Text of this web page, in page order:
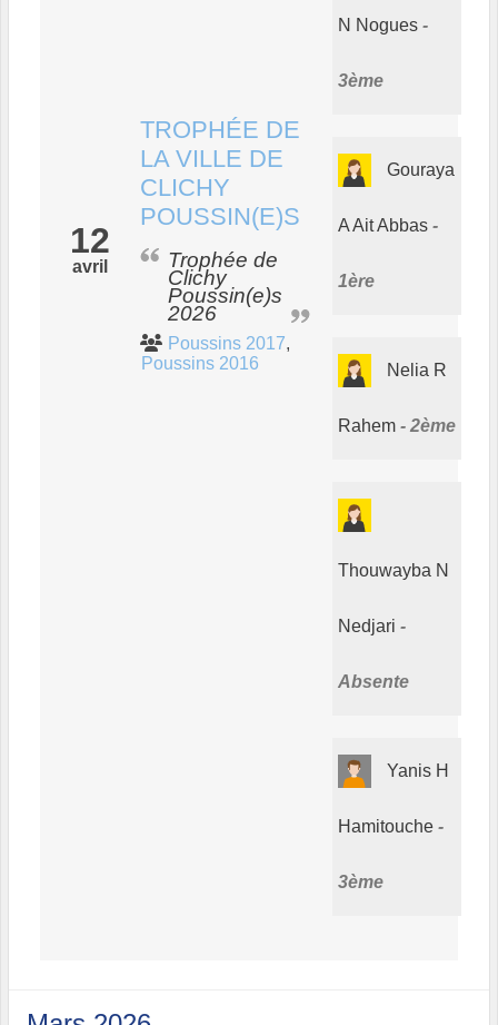
12
avril
TROPHÉE DE
LA VILLE DE
CLICHY
POUSSIN(E)S
Trophée de
Clichy
Poussin(e)s
2026
Poussins 2017
Poussins 2016
N Nogues
3ème
Gouraya
A Ait Abbas
1ère
Nelia R
Rahem 2ème
Thouwayba N
Nedjari
Absente
Yanis H
Hamitouche
3ème